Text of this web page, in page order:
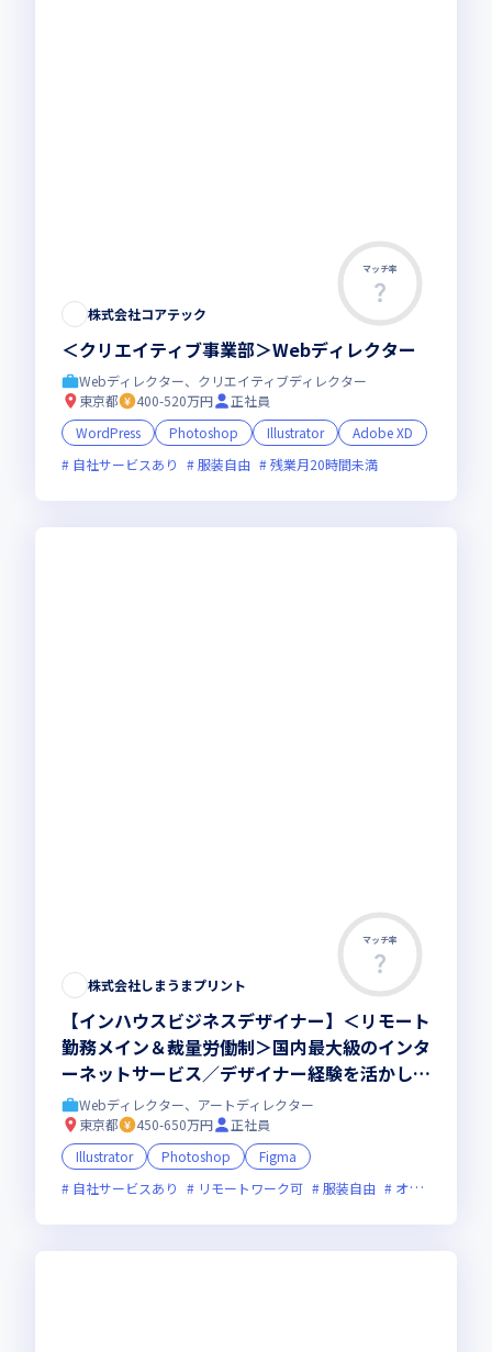
マッチ率
株式会社コアテック
＜クリエイティブ事業部＞Webディレクター
Webディレクター、クリエイティブディレクター
東京都
400-520万円
正社員
WordPress
Photoshop Illustrator
Adobe XD
自社サービスあり
服装自由 残業月20時間未満
マッチ率
株式会社しまうまプリント
【インハウスビジネスデザイナー】＜リモート
勤務メイン＆裁量労働制＞国内最大級のインタ
ーネットサービス／デザイナー経験を活かし
て、よりビジネス側面でも新しいことにもチャ
レンジしていきたい方募集！
Webディレクター、アートディレクター
東京都
450-650万円
正社員
Illustrator
Photoshop
Figma
自社サービスあり
リモートワーク可 服装自由 オンライン選考可